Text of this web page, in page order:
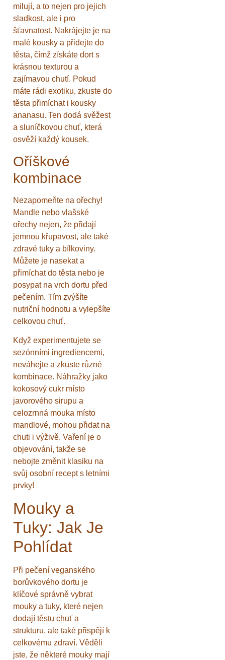
milují, a to nejen pro jejich
sladkost, ale i pro
šťavnatost. Nakrájejte je na
malé kousky a přidejte do
těsta, čímž získáte dort s
krásnou texturou a
zajímavou chutí. Pokud
máte rádi exotiku, zkuste do
těsta přimíchat i kousky
ananasu. Ten dodá svěžest
a sluníčkovou chuť, která
osvěží každý kousek.
Oříškové
kombinace
Nezapomeňte na ořechy!
Mandle nebo vlašské
ořechy nejen, že přidají
jemnou křupavost, ale také
zdravé tuky a bílkoviny.
Můžete je nasekat a
přimíchat do těsta nebo je
posypat na vrch dortu před
pečením. Tím zvýšíte
nutriční hodnotu a vylepšíte
celkovou chuť.
Když experimentujete se
sezónními ingrediencemi,
neváhejte a zkuste různé
kombinace. Náhražky jako
kokosový cukr místo
javorového sirupu a
celozrnná mouka místo
mandlové, mohou přidat na
chuti i výživě. Vaření je o
objevování, takže se
nebojte změnit klasiku na
svůj osobní recept s letními
prvky!
Mouky a
Tuky: Jak Je
Pohlídat
Při pečení veganského
borůvkového dortu je
klíčové správně vybrat
mouky a tuky, které nejen
dodají těstu chuť a
strukturu, ale také přispějí k
celkovému zdraví. Věděli
jste, že některé mouky mají